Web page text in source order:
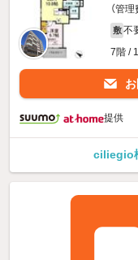
（管
敷 不
7階 /
提供
ciliegio